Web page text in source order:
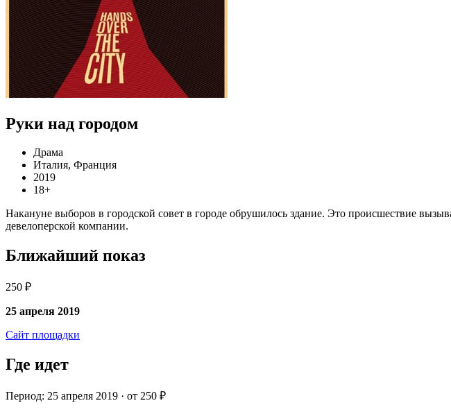
Руки над городом
Драма
Италия, Франция
2019
18+
Накануне выборов в городской совет в городе обрушилось здание. Это происшествие
девелоперской компании.
Ближайший показ
250 ₽
25 апреля 2019
Сайт площадки
Где идет
Период: 25 апреля 2019 · от 250 ₽